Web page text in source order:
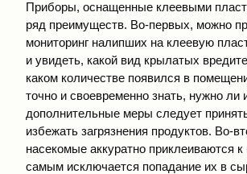
Приборы, оснащенные клеевыми
ряд преимуществ. Во-первых, можно
мониторинг налипших на клеевую
и увидеть, какой вид крылатых
каком количестве появился в
точно и свое­временно знать, нужно ли
дополнительные меры следует
избежать загрязнения продуктов. Во-
насекомые аккуратно приклеиваются
самым исключается попадание их в